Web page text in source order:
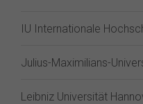
IU Internationale
Julius-Maximilians-
Leibniz Universität